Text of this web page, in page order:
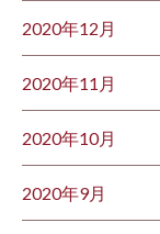
2020年12月
2020年11月
2020年10月
2020年9月